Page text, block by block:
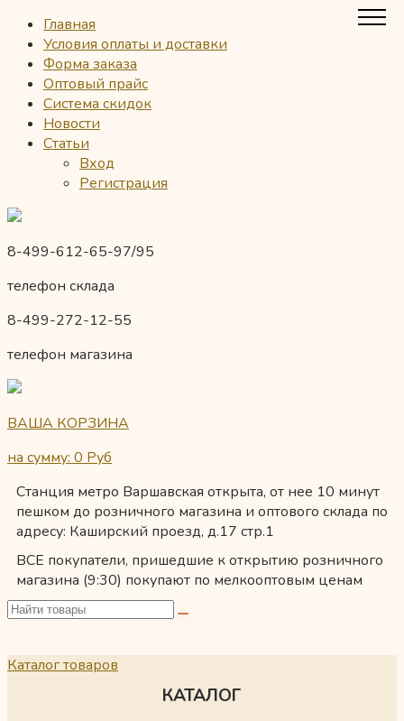
Главная
Условия оплаты и доставки
Форма заказа
Оптовый прайс
Система скидок
Новости
Статьи
Вход
Регистрация
8-499-612-65-97/95
телефон склада
8-499-272-12-55
телефон магазина
ВАША КОРЗИНА
на сумму: 0 Руб
Станция метро Варшавская открыта, от нее 10 минут
пешком до розничного магазина и оптового склада по
адресу: Каширский проезд, д.17 стр.1
ВСЕ покупатели, пришедшие к открытию розничного
магазина (9:30) покупают по мелкооптовым ценам
Каталог товаров
КАТАЛОГ